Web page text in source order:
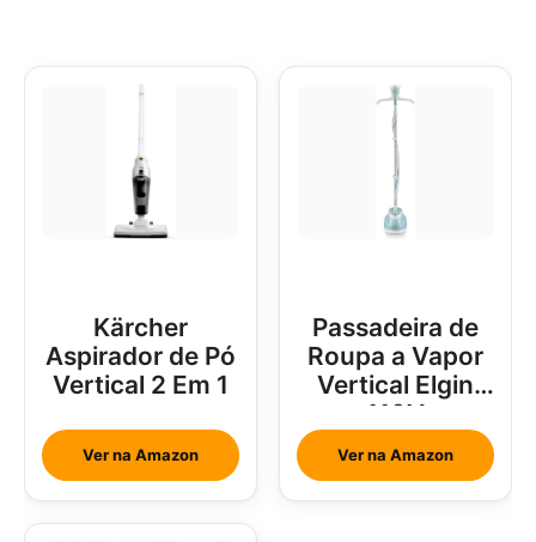
Kärcher
Aspirador de Pó
Vertical 2 Em 1
Ver na Amazon
Passadeira de
Roupa a Vapor
Vertical Elgin
110V
Ver na Amazon